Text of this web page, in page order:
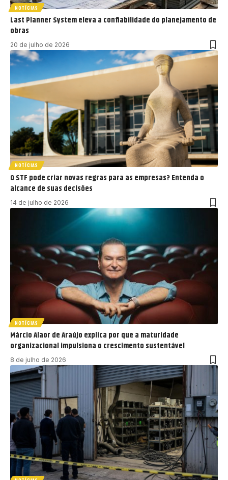
NOTÍCIAS
Last Planner System eleva a confiabilidade do planejamento de
obras
20 de julho de 2026
NOTÍCIAS
O STF pode criar novas regras para as empresas? Entenda o
alcance de suas decisões
14 de julho de 2026
NOTÍCIAS
Márcio Alaor de Araújo explica por que a maturidade
organizacional impulsiona o crescimento sustentável
8 de julho de 2026